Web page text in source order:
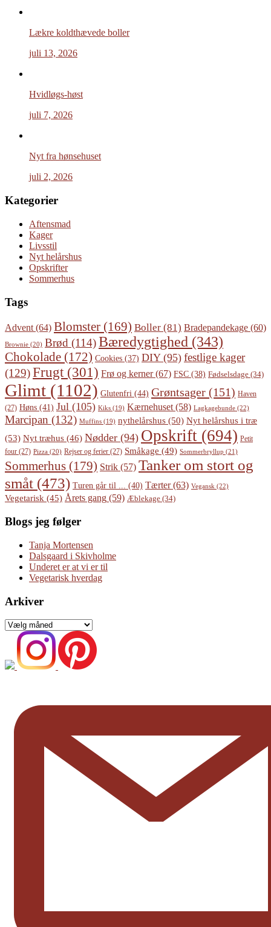
Lækre koldthævede boller
juli 13, 2026
Hvidløgs-høst
juli 7, 2026
Nyt fra hønsehuset
juli 2, 2026
Kategorier
Aftensmad
Kager
Livsstil
Nyt helårshus
Opskrifter
Sommerhus
Tags
Advent (64) Blomster (169) Boller (81) Bradepandekage (60)
Brownie (20) Brød (114)Bæredygtighed (343)
Chokolade (172) Cookies (37) DIY(95) festlige kager
(129)Frugt(301) Frø og kerner(67) FSC (38) Fødselsdage (34)
Glimt (1102) Glutenfri (44) Grøntsager (151) Haven
(27) Høns (41) Jul (105) Kiks (19) Kærnehuset (58) Lagkagebunde (22)
Marcipan (132) Muffins (19) nythelårshus (50) Nyt helårshus i træ
(53) Nyt træhus (46) Nødder (94) Opskrift (694) Petit
four (27) Pizza (20) Rejser og ferier (27) Småkage (49) Sommerbryllup (21)
Sommerhus (179) Strik (57) Tanker om stort og
småt (473) Turen går til ... (40) Tærter(63) Vegansk (22)
Vegetarisk (45) Årets gang (59) Æblekage (34)
Blogs jeg følger
Tanja Mortensen
Dalsgaard i Skivholme
Underet er at vi er til
Vegetarisk hverdag
Arkiver
Arkiver